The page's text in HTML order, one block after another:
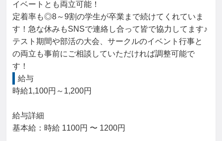
イベートとも両立可能！
定着率も◎8～9割の学生が卒業まで続けてくれていま
す！急な休みもSNSで連絡し合って皆で協力してます♪
テスト期間や部活の大会、サークルのイベント行事と
の両立も事前にご相談していただければ調整可能で
す！
給与
時給1,100円～1,200円
給与詳細
基本給：時給 1100円 〜 1200円